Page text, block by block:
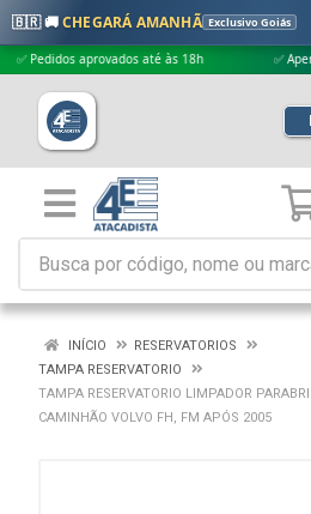
🇧🇷 🚚CHEGARÁ AMANHÃ Exclusivo Goiás
aprovados até às 18h ✅ Apenas
INÍCIO
RESERVATORIOS
TAMPA RESERVATORIO
TAMPA RESERVATORIO LIMPADOR
CAMINHÃO VOLVO FH, FM APÓS 2005